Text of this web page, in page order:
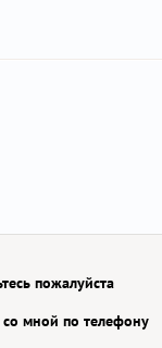
пожалуйста
со мной по телефону